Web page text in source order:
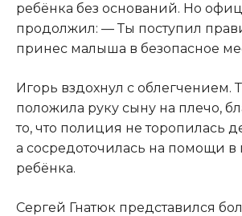
ребёнка без оснований. Но
продолжил: — Ты поступил
принес малыша в безопасное
Игорь вздохнул с облегчением.
положила руку сыну на плечо,
то, что полиция не торопилась
а сосредоточилась на помощи в
ребёнка.
Сергей Гнатюк представился